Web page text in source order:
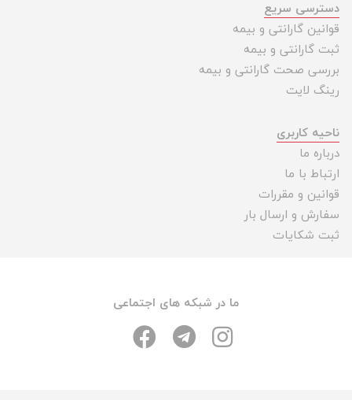
دسترسی سریع
قوانین گارانتی و بیمه
ثبت گارانتی و بیمه
بررسی صحت گارانتی و بیمه
رینگ لایت
ناحیه کاربری
درباره ما
ارتباط با ما
قوانین و مقررات
سفارش و ارسال بار
ثبت شکایات
ما در شبکه های اجتماعی